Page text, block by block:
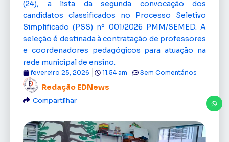
(24), a lista da segunda convocação dos
candidatos classificados no Processo Seletivo
Simplificado (PSS) nº 001/2026 PMM/SEMED. A
seleção é destinada à contratação de professores
e coordenadores pedagógicos para atuação na
rede municipal de ensino.
Redação EDNews
fevereiro 25, 2026 11:54 am Sem Comentários
Compartilhar